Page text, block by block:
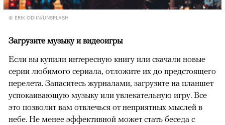
© ERIK ODIIN/UNSPLASH
Загрузите музыку и видеоигры
Если вы купили интересную книгу или скачали новые
серии любимого сериала, отложите их до предстоящего
перелета. Запаситесь журналами, загрузите на планшет
успокаивающую музыку или увлекательную игру. Все
это позволит вам отвлечься от неприятных мыслей в
небе. Не менее эффективной может стать беседа с